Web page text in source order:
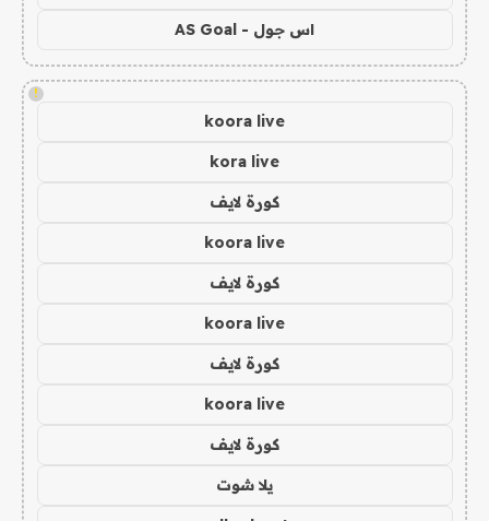
اس جول - AS Goal
!
koora live
kora live
كورة لايف
koora live
كورة لايف
koora live
كورة لايف
koora live
كورة لايف
يلا شوت